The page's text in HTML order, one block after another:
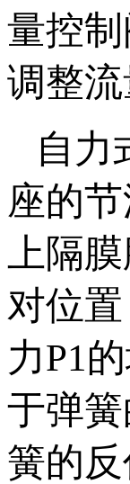
量控
调整流
自力
座的
上隔
对位
力P1
于弹
簧的